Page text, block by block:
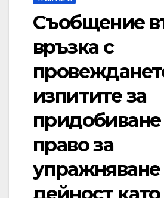
Съобщение
връзка с
изпитите за
придобиване
право за
упражняване